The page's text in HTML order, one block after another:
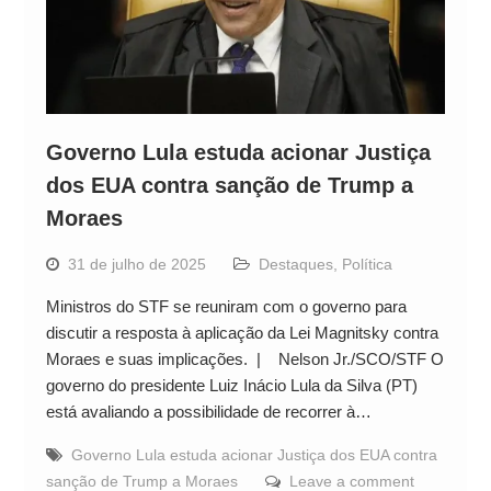
Governo Lula estuda acionar Justiça
dos EUA contra sanção de Trump a
Moraes
31 de julho de 2025 Destaques, Política
Ministros do STF se reuniram com o governo para
discutir a resposta à aplicação da Lei Magnitsky contra
Moraes e suas implicações. | Nelson Jr./SCO/STF O
governo do presidente Luiz Inácio Lula da Silva (PT)
está avaliando a possibilidade de recorrer à…
Governo Lula estuda acionar Justiça dos EUA contra
sanção de Trump a Moraes
Leave a comment